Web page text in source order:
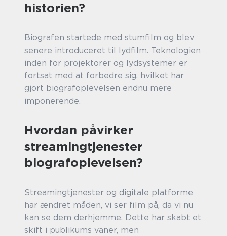
historien?
Biografen startede med stumfilm og blev
senere introduceret til lydfilm. Teknologien
inden for projektorer og lydsystemer er
fortsat med at forbedre sig, hvilket har
gjort biografoplevelsen endnu mere
imponerende.
Hvordan påvirker
streamingtjenester
biografoplevelsen?
Streamingtjenester og digitale platforme
har ændret måden, vi ser film på, da vi nu
kan se dem derhjemme. Dette har skabt et
skift i publikums vaner, men